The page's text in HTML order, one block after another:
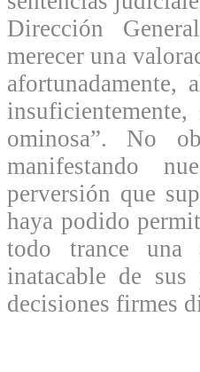
Dirección
merecer una
afortunadamente,
ominosa”. No
manifestando
perversión que
haya podido
todo trance una
inatacable de sus
decisiones firmes